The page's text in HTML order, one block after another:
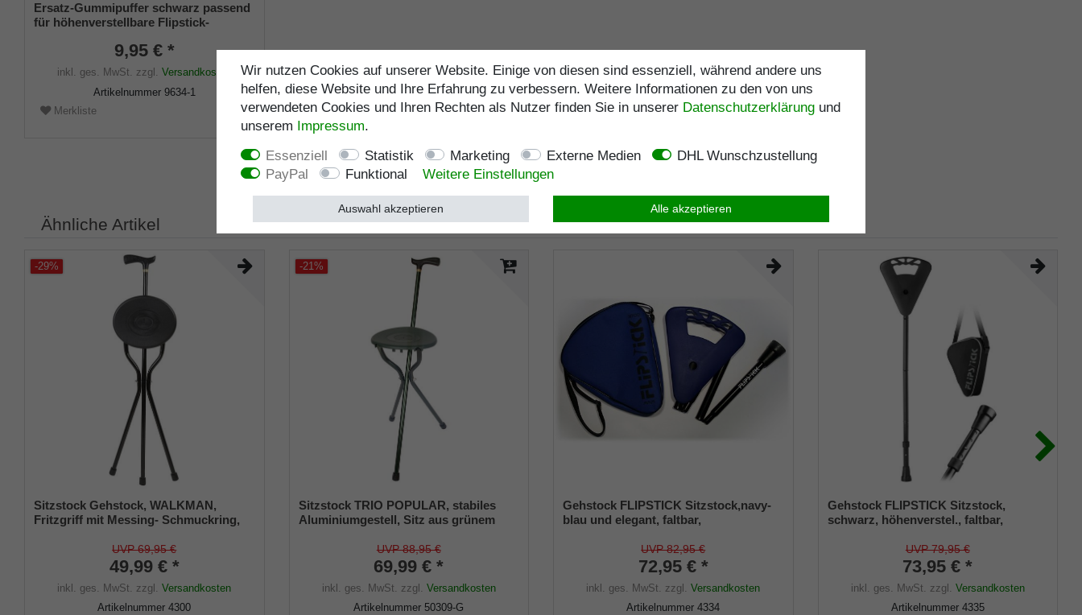
Ersatz-Gummipuffer schwarz passend
für höhenverstellbare Flipstick-
9,95 € *
inkl. ges. MwSt. zzgl.Versandkosten
Artikelnummer 9634-1
Merkliste
Ähnliche Artikel
-29%
Sitzstock Gehstock, WALKMAN,
Fritzgriff mit Messing- Schmuckring,
cm, Gehhöhe 95 cm, inklusive
rutschfesten Gummipuffern
UVP 69,95 €
49,99 € *
inkl. ges. MwSt. zzgl.Versandkosten
Artikelnummer4300
-21%
Sitzstock TRIO POPULAR, stabiles
Aluminiumgestell, Sitz aus grünem
UVP 88,95 €
69,99 € *
inkl. ges. MwSt. zzgl. Versandkosten
Artikelnummer 50309-G
Gehstock FLIPSTICK Sitzstock,navy-
blau und elegant, faltbar,
Leichtmetall,Spezial
Klappsitz/Griff,inklusive Gummipuffer
und praktischer Nylontasche.
UVP 82,95 €
72,95 € *
inkl. ges. MwSt. zzgl.Versandkosten
Artikelnummer4334
Gehstock FLIPSTICK Sitzstock,
schwarz, höhenverstel., faltbar,
Klappsitz/Griff inklusive Gummipuffer
und Tasche, 87-94cm
UVP 79,95 €
73,95 € *
inkl. ges. MwSt. zzgl. Versandkosten
Artikelnummer 4335
Wir nutzen Cookies auf unserer Website. Einige von diesen sind essenziell, während andere uns
helfen, diese Website und Ihre Erfahrung zu verbessern. Weitere Informationen zu den von uns
verwendeten Cookies und Ihren Rechten als Nutzer finden Sie in unserer Daten­schutz­erklärungund
unserem Impressum.
Essenziell
Statistik Marketing Externe Medien
DHL Wunschzustellung
PayPal
Funktional Weitere Einstellungen
Alle akzeptieren
Auswahl akzeptieren